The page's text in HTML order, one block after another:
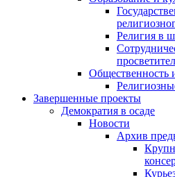
Религия в
Завершенные проекты
Демократия в осаде
Новости
Архив